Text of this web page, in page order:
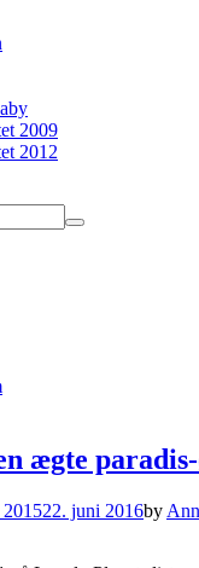
2009
2012
ægte
22. juni 2016by